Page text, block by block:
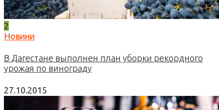
2
Новини
В Дагестане выполнен план уборки рекордного
урожая по винограду
27.10.2015